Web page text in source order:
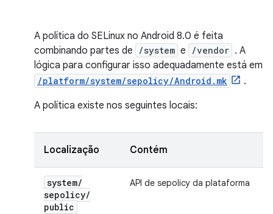
A política do SELinux no Android 8.0 é feita
combinando partes de
/system e /vendor . A
lógica para configurar isso adequadamente está em
/platform/system/sepolicy/Android.mk
.
A política existe nos seguintes locais:
Localização Contém
system/
sepolicy/
public
API de sepolicy da plataforma